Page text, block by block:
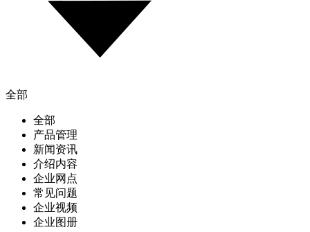
全部
全部
产品管理
新闻资讯
介绍内容
企业网点
常见问题
企业视频
企业图册